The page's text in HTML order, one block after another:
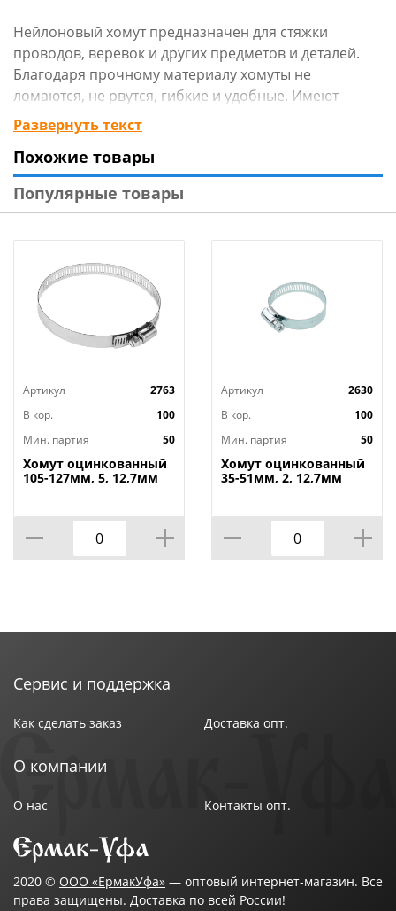
Нейлоновый хомут предназначен для стяжки
проводов, веревок и других предметов и деталей.
Благодаря прочному материалу хомуты не
ломаются, не рвутся, гибкие и удобные. Имеют
надежный замок, который крепко фиксирует
необходимые элементы друг с другом. Могут
использоваться для работ в помещении и на улице.
Технические характеристики
Размер: 3,6 х 200 мм
Материал: нейлон
Цвет: чёрный
Вес: 0,05 кг
Бренд: «РОКОТ»
Страна-изготовитель: Китай
Развернуть текст
Похожие товары
Популярные товары
Артикул
2763
В кор.
100
Мин. партия
50
Хомут оцинкованный
105-127мм, 5, 12,7мм
Артикул
2630
В кор.
100
Мин. партия
50
Хомут оцинкованный
35-51мм, 2, 12,7мм
Сервис и поддержка
Как сделать заказ Доставка опт.
О компании
О нас Контакты опт.
2020 © ООО «ЕрмакУфа» — оптовый интернет-магазин. Все
права защищены. Доставка по всей России!